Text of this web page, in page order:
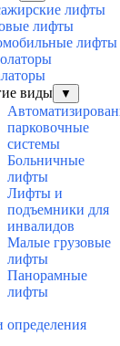
лифты
лифты
лифты
виды
▼
парковочные
системы
Больничные
лифты
Лифты и
подъемники для
инвалидов
Малые грузовые
лифты
Панорамные
лифты